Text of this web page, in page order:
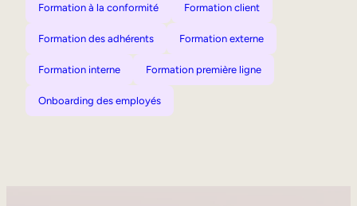
Formation à la conformité Formation client
Formation des adhérents Formation externe
Formation interne Formation première ligne
Onboarding des employés